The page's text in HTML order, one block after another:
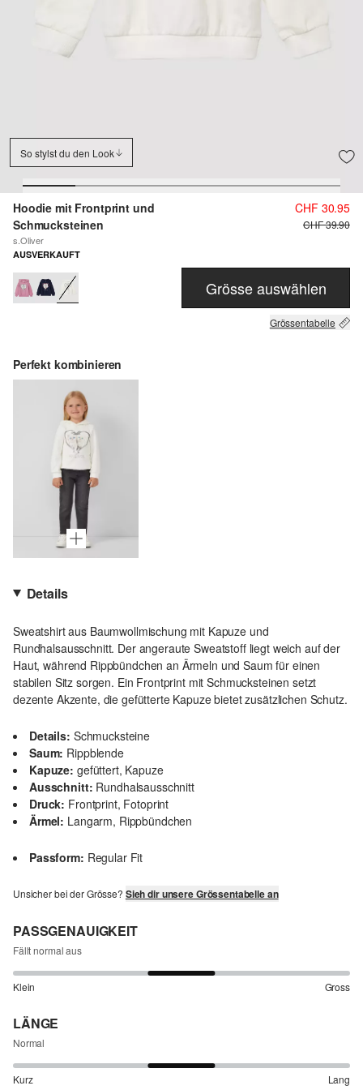
So stylst du den Look
Hoodie mit Frontprint und
Schmucksteinen
s.Oliver
CHF 30.95
CHF 39.90
AUSVERKAUFT
Grösse auswählen
Grössentabelle
Perfekt kombinieren
Details
Sweatshirt aus Baumwollmischung mit Kapuze und
Rundhalsausschnitt. Der angeraute Sweatstoff liegt weich auf der
Haut, während Rippbündchen an Ärmeln und Saum für einen
stabilen Sitz sorgen. Ein Frontprint mit Schmucksteinen setzt
dezente Akzente, die gefütterte Kapuze bietet zusätzlichen Schutz.
Details: Schmucksteine
Saum: Rippblende
Kapuze: gefüttert, Kapuze
Ausschnitt: Rundhalsausschnitt
Druck: Frontprint, Fotoprint
Ärmel: Langarm, Rippbündchen
Passform: Regular Fit
Unsicher bei der Grösse? Sieh dir unsere Grössentabelle an
PASSGENAUIGKEIT
Fällt normal aus
Klein Gross
LÄNGE
Normal
Kurz Lang